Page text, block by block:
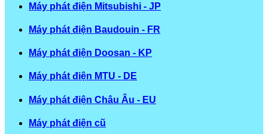
Máy phát điện Mitsubishi - JP
Máy phát điện Baudouin - FR
Máy phát điện Doosan - KP
Máy phát điện MTU - DE
Máy phát điện Châu Âu - EU
Máy phát điện cũ